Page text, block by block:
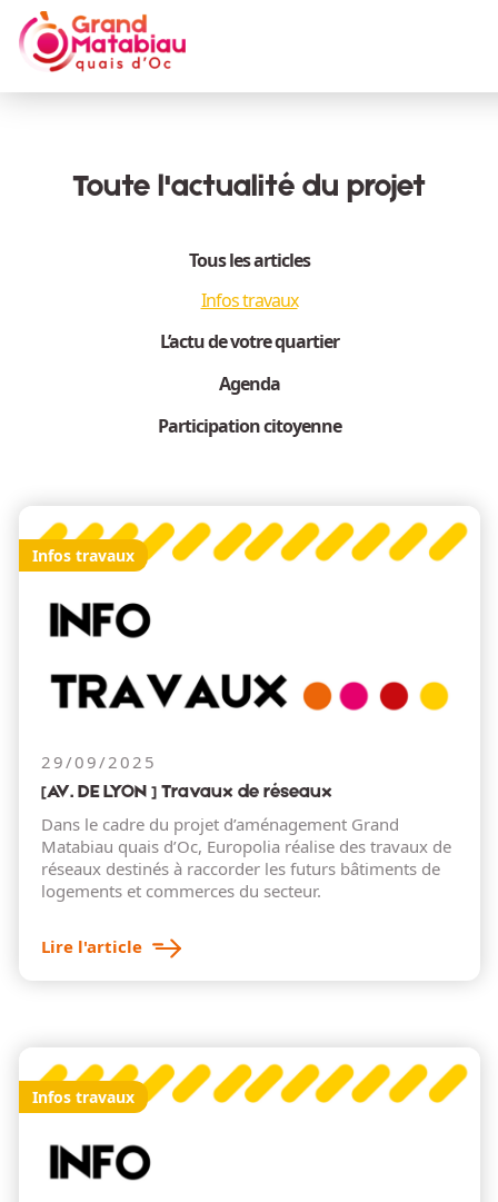
Aller au contenu principal
Toute l'actualité du projet
Tous les articles
Infos travaux
L’actu de votre quartier
Agenda
Participation citoyenne
Infos travaux
29/09/2025
[AV. DE LYON ] Travaux de réseaux
Dans le cadre du projet d’aménagement Grand
Matabiau quais d’Oc, Europolia réalise des travaux de
réseaux destinés à raccorder les futurs bâtiments de
logements et commerces du secteur.
Lire l'article
Infos travaux